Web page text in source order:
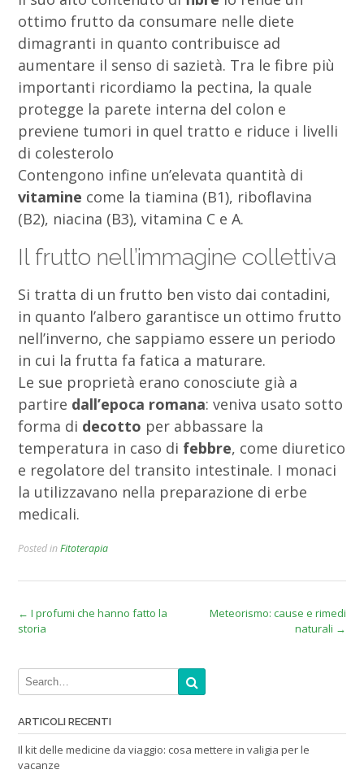
ottimo frutto da consumare nelle diete
dimagranti in quanto contribuisce ad
aumentare il senso di sazietà. Tra le fibre più
importanti ricordiamo la pectina, la quale
protegge la parete interna del colon e
previene tumori in quel tratto e riduce i livelli
di colesterolo
Contengono infine un’elevata quantità di
vitamine come la tiamina (B1), riboflavina
(B2), niacina (B3), vitamina C e A.
Il frutto nell’immagine collettiva
Si tratta di un frutto ben visto dai contadini,
in quanto l’albero garantisce un ottimo frutto
nell’inverno, che sappiamo essere un periodo
in cui la frutta fa fatica a maturare.
Le sue proprietà erano conosciute già a
partire dall’epoca romana: veniva usato sotto
forma di decotto per abbassare la
temperatura in caso di febbre, come diuretico
e regolatore del transito intestinale. I monaci
la utilizzavano nella preparazione di erbe
medicali.
Posted inFitoterapia
Post
← I profumi che hanno fatto la
storia
Meteorismo: cause e rimedi
naturali →
ARTICOLI RECENTI
Il kit delle medicine da viaggio: cosa mettere in valigia per le
vacanze